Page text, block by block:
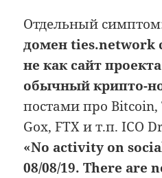
Отдельный
домен ties.network
не как сайт
обычный крипто-
постами про
Gox, FTX и т.п. ICO
«No activity on
08/08/19. There are